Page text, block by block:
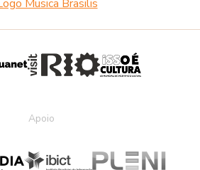
Apoio